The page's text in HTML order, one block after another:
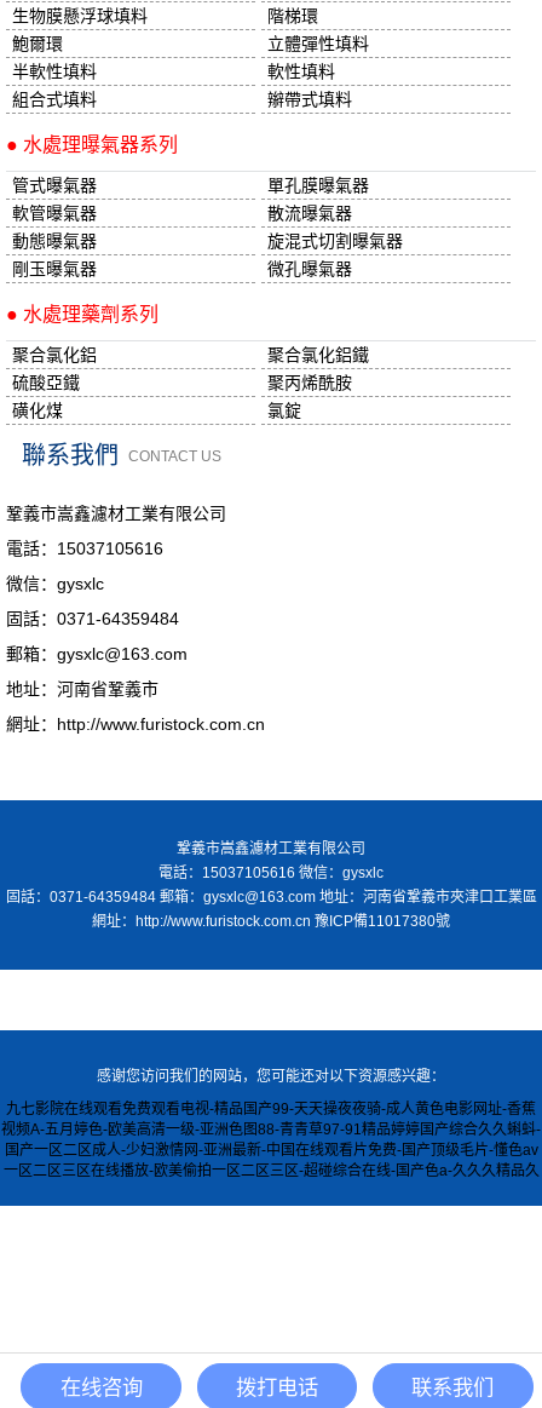
生物膜懸浮球填料
階梯環
鮑爾環
立體彈性填料
半軟性填料
軟性填料
組合式填料
辮帶式填料
● 水處理曝氣器系列
管式曝氣器
單孔膜曝氣器
軟管曝氣器
散流曝氣器
動態曝氣器
旋混式切割曝氣器
剛玉曝氣器
微孔曝氣器
● 水處理藥劑系列
聚合氯化鋁
聚合氯化鋁鐵
硫酸亞鐵
聚丙烯酰胺
磺化煤
氯錠
聯系我們 CONTACT US
鞏義市嵩鑫濾材工業有限公司
電話：15037105616
微信：gysxlc
固話：0371-64359484
郵箱：gysxlc@163.com
地址：河南省鞏義市
網址：http://www.furistock.com.cn
鞏義市嵩鑫濾材工業有限公司
電話：15037105616 微信：gysxlc
固話：0371-64359484 郵箱：gysxlc@163.com 地址：河南省鞏義市夾津口工業區
網址：http://www.furistock.com.cn 豫ICP備11017380號
感谢您访问我们的网站，您可能还对以下资源感兴趣：
九七影院在线观看免费观看电视-精品国产99-天天操夜夜骑-成人黄色电影网址-香蕉
视频A-五月婷色-欧美高清一级-亚洲色图88-青青草97-91精品婷婷国产综合久久蝌蚪-
国产一区二区成人-少妇激情网-亚洲最新-中国在线观看片免费-国产顶级毛片-懂色av
一区二区三区在线播放-欧美偷拍一区二区三区-超碰综合在线-国产色a-久久久精品久
在线咨询 拨打电话 联系我们